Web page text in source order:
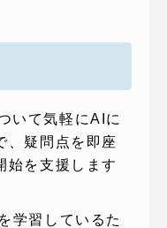
いて気軽にAIに
、疑問点を即座
始を支援します
学習しているた